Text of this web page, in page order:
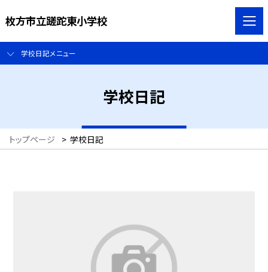
枚方市立蹉跎東小学校
学校日記メニュー
学校日記
トップページ > 学校日記